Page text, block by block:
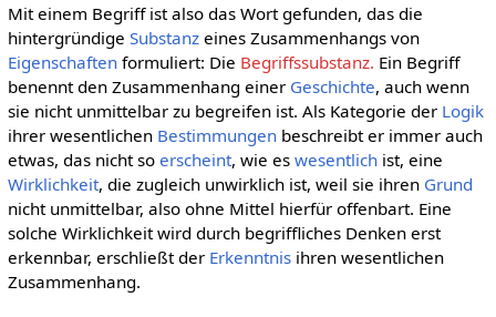
Mit einem Begriff ist also das Wort gefunden, das die
hintergründige Substanzeines Zusammenhangs von
Eigenschaftenformuliert: Die Begriffssubstanz. Ein Begriff
benennt den Zusammenhang einer Geschichte, auch wenn
sie nicht unmittelbar zu begreifen ist. Als Kategorie der Logik
ihrer wesentlichen Bestimmungenbeschreibt er immer auch
etwas, das nicht so erscheint, wie es wesentlichist, eine
Wirklichkeit, die zugleich unwirklich ist, weil sie ihren Grund
nicht unmittelbar, also ohne Mittel hierfür offenbart. Eine
solche Wirklichkeit wird durch begriffliches Denken erst
erkennbar, erschließt der Erkenntnisihren wesentlichen
Zusammenhang.